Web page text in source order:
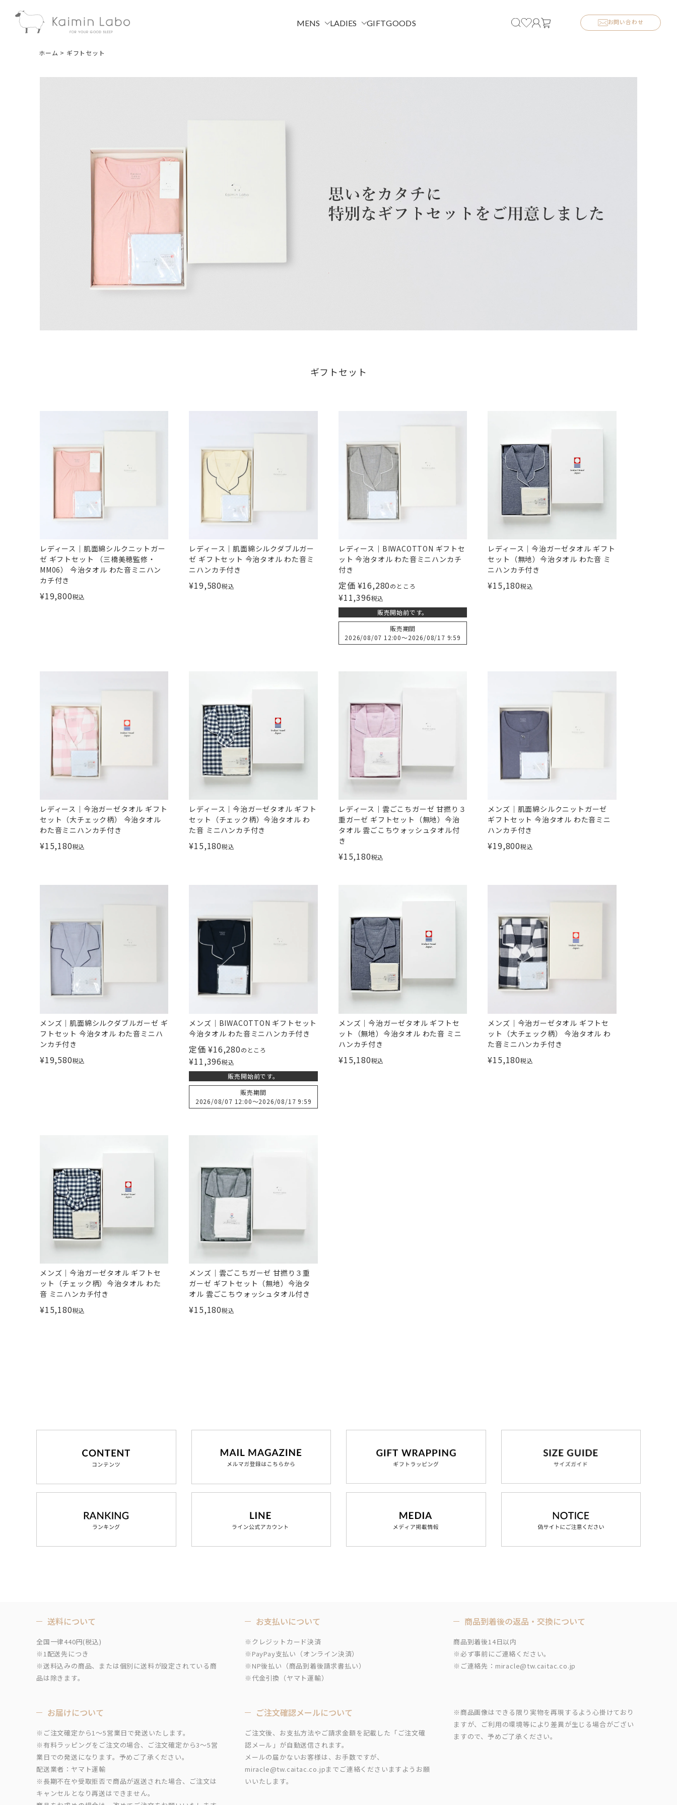
お問い合わせ
MENS LADIES GIFTGOODS
ホーム ギフトセット
ギフトセット
レディース｜肌面綿シルクニットガー
ゼ ギフトセット （三橋美穂監修・
MM06） 今治タオル わた音ミニハン
カチ付き
¥19,800税込
レディース｜肌面綿シルクダブルガー
ゼ ギフトセット 今治タオル わた音ミ
ニハンカチ付き
¥19,580税込
レディース｜BIWACOTTON ギフトセ
ット 今治タオル わた音ミニハンカチ
付き
定価 ¥16,280のところ
¥11,396税込
販売開始前です。
販売期間
2026/08/07 12:00〜2026/08/17 9:59
レディース｜今治ガーゼタオル ギフト
セット（無地）今治タオル わた音 ミ
ニハンカチ付き
¥15,180税込
レディース｜今治ガーゼタオル ギフト
セット（大チェック柄） 今治タオル
わた音ミニハンカチ付き
¥15,180税込
レディース｜今治ガーゼタオル ギフト
セット（チェック柄）今治タオル わ
た音 ミニハンカチ付き
¥15,180税込
レディース｜雲ごこちガーゼ 甘撚り３
重ガーゼ ギフトセット（無地）今治
タオル 雲ごこちウォッシュタオル付
き
¥15,180税込
メンズ｜肌面綿シルクニットガーゼ
ギフトセット 今治タオル わた音ミニ
ハンカチ付き
¥19,800税込
メンズ｜肌面綿シルクダブルガーゼ ギ
フトセット 今治タオル わた音ミニハ
ンカチ付き
¥19,580税込
メンズ｜BIWACOTTON ギフトセット
今治タオル わた音ミニハンカチ付き
定価 ¥16,280のところ
¥11,396税込
販売開始前です。
販売期間
2026/08/07 12:00〜2026/08/17 9:59
メンズ｜今治ガーゼタオル ギフトセ
ット（無地）今治タオル わた音 ミニ
ハンカチ付き
¥15,180税込
メンズ｜今治ガーゼタオル ギフトセ
ット（大チェック柄） 今治タオル わ
た音ミニハンカチ付き
¥15,180税込
メンズ｜今治ガーゼタオル ギフトセ
ット（チェック柄）今治タオル わた
音 ミニハンカチ付き
¥15,180税込
メンズ｜雲ごこちガーゼ 甘撚り３重
ガーゼ ギフトセット（無地）今治タ
オル 雲ごこちウォッシュタオル付き
¥15,180税込
送料について
全国一律440円(税込)
※1配送先につき
※送料込みの商品、または個別に送料が設定されている商
品は除きます。
お支払いについて
※クレジットカード決済
※PayPay支払い（オンライン決済）
※NP後払い（商品到着後請求書払い）
※代金引換（ヤマト運輸）
商品到着後の返品・交換について
商品到着後14日以内
※必ず事前にご連絡ください。
※ご連絡先：miracle@tw.caitac.co.jp
お届けについて
※ご注文確定から1～5営業日で発送いたします。
※有料ラッピングをご注文の場合、ご注文確定から3～5営
業日での発送になります。予めご了承ください。
配送業者：ヤマト運輸
※長期不在や受取拒否で商品が返送された場合、ご注文は
キャンセルとなり再送はできません。
ご注文確認メールについて
ご注文後、お支払方法やご請求金額を記載した「ご注文確
認メール」が自動送信されます。
メールの届かないお客様は、お手数ですが、
miracle@tw.caitac.co.jpまでご連絡くださいますようお願
いいたします。
※商品画像はできる限り実物を再現するよう心掛けており
ますが、ご利用の環境等により差異が生じる場合がござい
ますので、予めご了承ください。